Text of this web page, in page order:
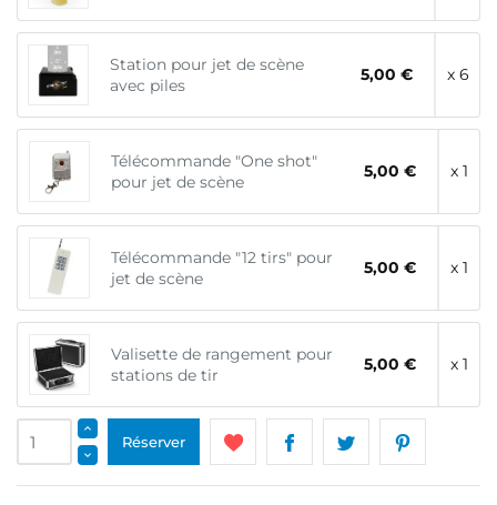
Station pour jet de scène
avec piles
5,00 € x 6
Télécommande "One shot"
pour jet de scène
5,00 € x 1
Télécommande "12 tirs" pour
jet de scène
5,00 € x 1
Valisette de rangement pour
stations de tir
5,00 € x 1
Réserver